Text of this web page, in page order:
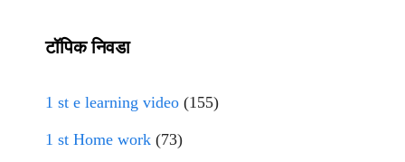
टॉपिक निवडा
1 st e learning video (155)
1 st Home work (73)